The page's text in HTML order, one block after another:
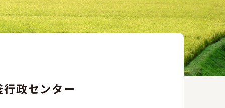
行政センター